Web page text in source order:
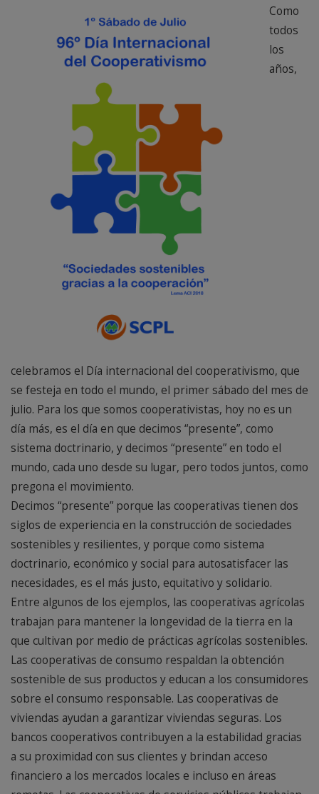
Como
todos
los
años,
celebramos el Día internacional del cooperativismo, que
se festeja en todo el mundo, el primer sábado del mes de
julio. Para los que somos cooperativistas, hoy no es un
día más, es el día en que decimos “presente”, como
sistema doctrinario, y decimos “presente” en todo el
mundo, cada uno desde su lugar, pero todos juntos, como
pregona el movimiento.
Decimos “presente” porque las cooperativas tienen dos
siglos de experiencia en la construcción de sociedades
sostenibles y resilientes, y porque como sistema
doctrinario, económico y social para autosatisfacer las
necesidades, es el más justo, equitativo y solidario.
Entre algunos de los ejemplos, las cooperativas agrícolas
trabajan para mantener la longevidad de la tierra en la
que cultivan por medio de prácticas agrícolas sostenibles.
Las cooperativas de consumo respaldan la obtención
sostenible de sus productos y educan a los consumidores
sobre el consumo responsable. Las cooperativas de
viviendas ayudan a garantizar viviendas seguras. Los
bancos cooperativos contribuyen a la estabilidad gracias
a su proximidad con sus clientes y brindan acceso
financiero a los mercados locales e incluso en áreas